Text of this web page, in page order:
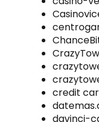
credit
davinci-